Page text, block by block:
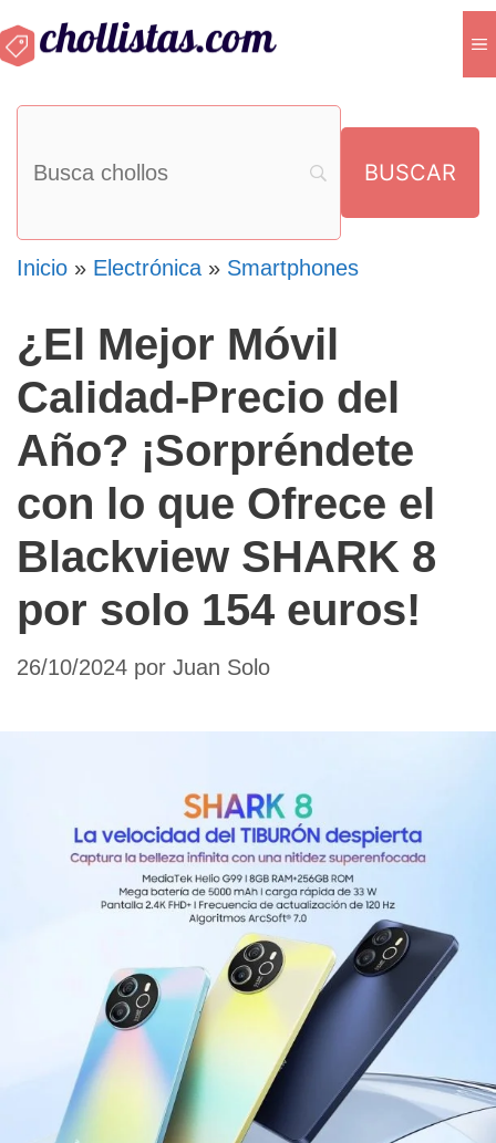
al
Inicio » Electrónica » Smartphones
¿El Mejor Móvil
Calidad-Precio del
Año? ¡Sorpréndete
con lo que Ofrece el
Blackview SHARK 8
por solo 154 euros!
26/10/2024 por Juan Solo